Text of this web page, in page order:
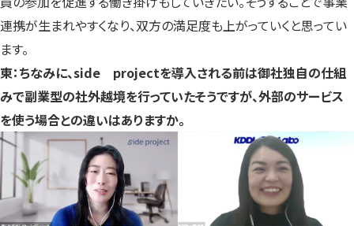
連携が生まれやすくなり、双方の満足度も上がっていくと思ってい
ます。
東：ちなみに、side projectを導入される前は御社独自の仕組
みで副業型の社外越境を行っていたそうですが、外部のサービス
を使う場合との違いはありますか。